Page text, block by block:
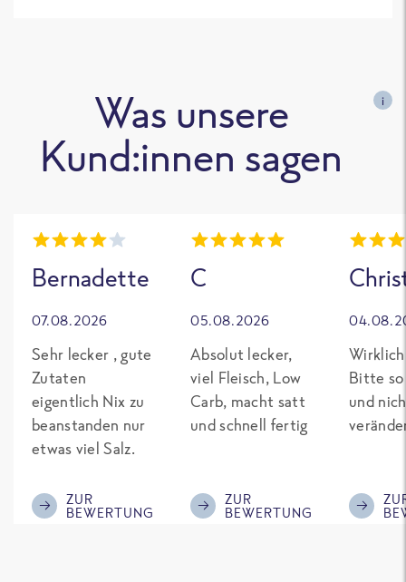
Was unsere
Kund:innen sagen
i
Bernadette
07.08.2026
Sehr lecker , gute
Zutaten
eigentlich Nix zu
beanstanden nur
etwas viel Salz.
ZUR
BEWERTUNG
C
05.08.2026
Absolut lecker,
viel Fleisch, Low
Carb, macht satt
und schnell fertig
ZUR
BEWERTUNG
Bitte so
und